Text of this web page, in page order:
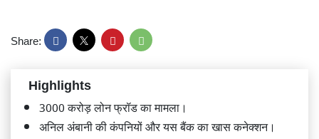
Share:
Highlights
3000 करोड़ लोन फ्रॉड का मामला।
अनिल अंबानी की कंपनियों और यस बैंक का खास कनेक्शन।